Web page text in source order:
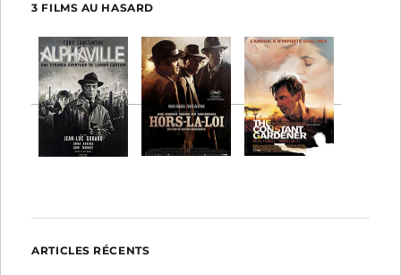
3 FILMS AU HASARD
ARTICLES RÉCENTS